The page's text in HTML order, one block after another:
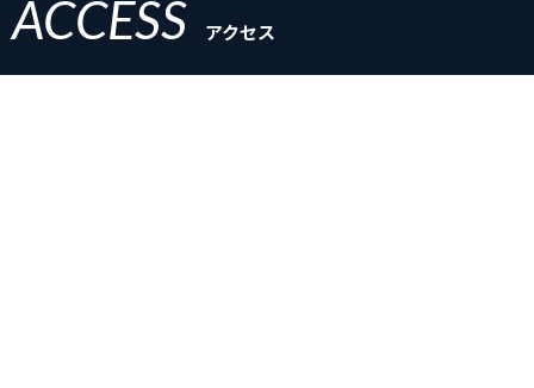
ACCESS アクセス